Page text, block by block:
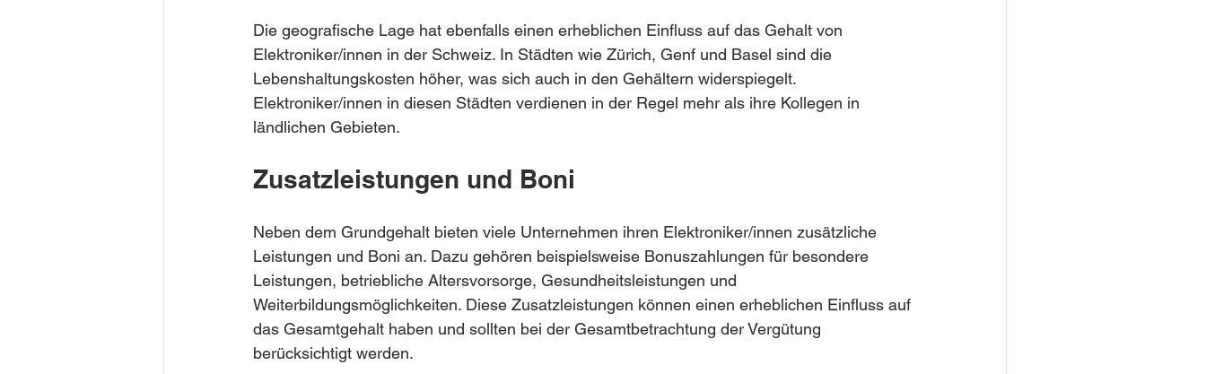
Die geografische Lage hat ebenfalls einen erheblichen Einfluss auf das Gehalt von
Elektroniker/innen in der Schweiz. In Städten wie Zürich, Genf und Basel sind die
Lebenshaltungskosten höher, was sich auch in den Gehältern widerspiegelt.
Elektroniker/innen in diesen Städten verdienen in der Regel mehr als ihre Kollegen in
ländlichen Gebieten.
Zusatzleistungen und Boni
Neben dem Grundgehalt bieten viele Unternehmen ihren Elektroniker/innen zusätzliche
Leistungen und Boni an. Dazu gehören beispielsweise Bonuszahlungen für besondere
Leistungen, betriebliche Altersvorsorge, Gesundheitsleistungen und
Weiterbildungsmöglichkeiten. Diese Zusatzleistungen können einen erheblichen Einfluss auf
das Gesamtgehalt haben und sollten bei der Gesamtbetrachtung der Vergütung
berücksichtigt werden.